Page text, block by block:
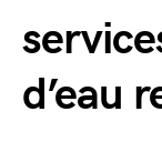
d’eau